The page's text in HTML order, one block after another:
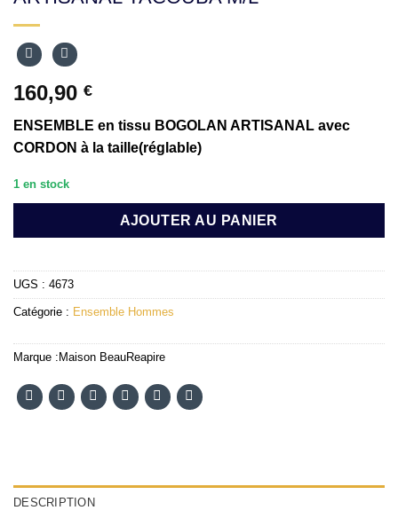
160,90 €
ENSEMBLE en tissu BOGOLAN ARTISANAL avec
CORDON à la taille(réglable)
1 en stock
AJOUTER AU PANIER
UGS : 4673
Catégorie : Ensemble Hommes
Marque : Maison BeauReapire
DESCRIPTION